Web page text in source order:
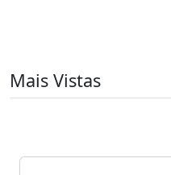
Mais Vistas